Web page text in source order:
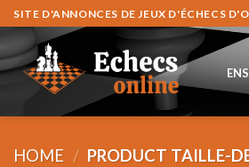
Skip
to
content
SITE D'ANNONCES DE JEUX D'ÉCHECS
HOME / PRODUCT TAILLE-